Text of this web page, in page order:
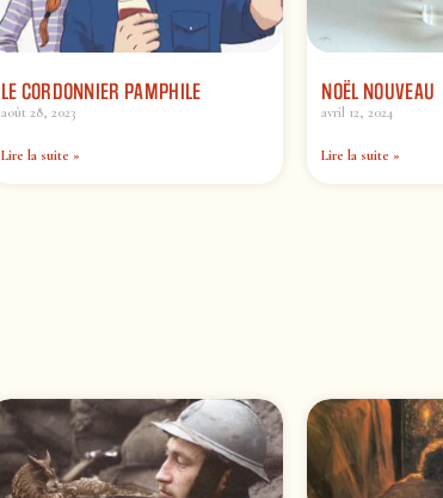
LE CORDONNIER PAMPHILE
août 28, 2023
Lire la suite »
NOËL NOUVEAU
avril 12, 2024
Lire la suite »